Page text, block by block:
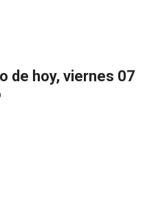
de hoy, viernes 07